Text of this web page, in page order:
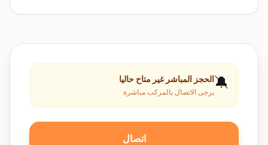
🔕الحجز المباشر غير متاح حاليا
يرجى الاتصال بالمركب مباشرة
اتصال